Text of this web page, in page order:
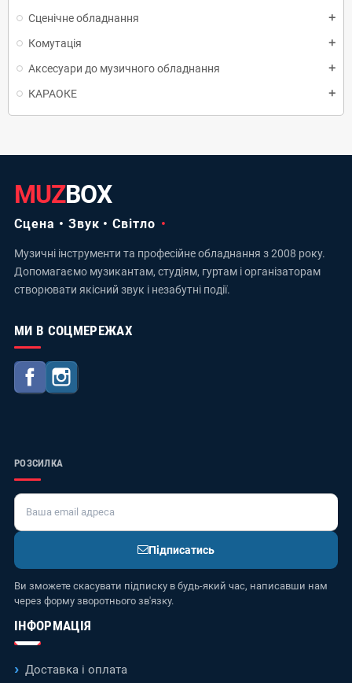
Сценічне обладнання add
Комутація add
Аксесуари до музичного обладнання add
КАРАОКЕ add
MUZBOX
Сцена • Звук • Світло
Музичні інструменти та професійне обладнання з 2008 року.
Допомагаємо музикантам, студіям, гуртам і організаторам
створювати якісний звук і незабутні події.
МИ В СОЦМЕРЕЖАХ
Facebook
РОЗСИЛКА
Підписатись
Ви зможете скасувати підписку в будь-який час, написавши нам
через форму зворотнього зв'язку.
ІНФОРМАЦІЯ
Доставка і оплата